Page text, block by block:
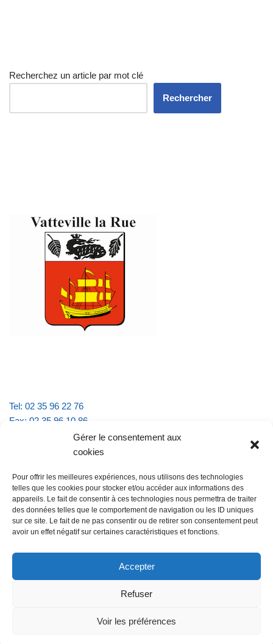
Gérer le consentement aux
cookies
Pour offrir les meilleures expériences, nous utilisons des technologies
telles que les cookies pour stocker et/ou accéder aux informations des
appareils. Le fait de consentir à ces technologies nous permettra de traiter
des données telles que le comportement de navigation ou les ID uniques
sur ce site. Le fait de ne pas consentir ou de retirer son consentement peut
avoir un effet négatif sur certaines caractéristiques et fonctions.
Accepter
Refuser
Voir les préférences
Recherchez un article par mot clé
Rechercher
Tel: 02 35 96 22 76
Fax: 02 35 96 10 86
Email : mairie.vattevillelarue@wanadoo.fr
lundi et jeudi de 9h à 11h30
mardi et vendredi de 16h à 18h30
@Vatteville-la-rue mentions légales